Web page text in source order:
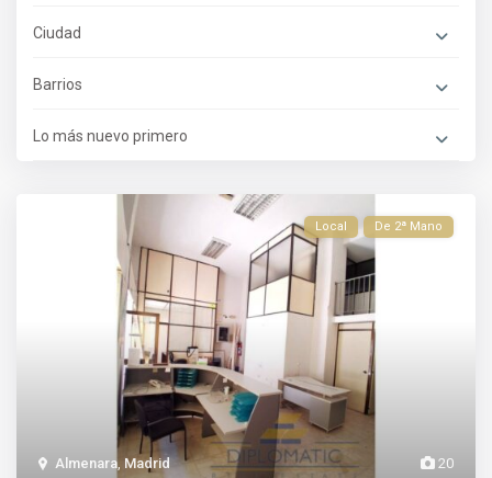
Ciudad
Barrios
Lo más nuevo primero
20
Almenara, Madrid
Local De 2ª Mano